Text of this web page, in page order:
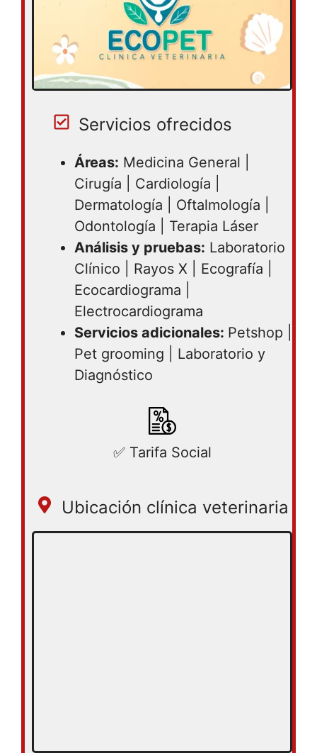
Servicios ofrecidos
Áreas: Medicina General |
Cirugía | Cardiología |
Dermatología | Oftalmología |
Odontología | Terapia Láser
Análisis y pruebas: Laboratorio
Clínico | Rayos X | Ecografía |
Ecocardiograma |
Electrocardiograma
Servicios adicionales: Petshop |
Pet grooming | Laboratorio y
Diagnóstico
✅ Tarifa Social
Ubicación clínica veterinaria